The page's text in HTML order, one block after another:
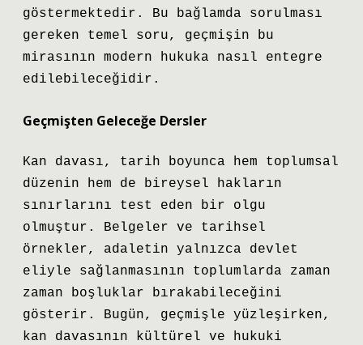
göstermektedir. Bu bağlamda sorulması
gereken temel soru, geçmişin bu
mirasının modern hukuka nasıl entegre
edilebileceğidir.
Geçmişten Geleceğe Dersler
Kan davası, tarih boyunca hem toplumsal
düzenin hem de bireysel hakların
sınırlarını test eden bir olgu
olmuştur. Belgeler ve tarihsel
örnekler, adaletin yalnızca devlet
eliyle sağlanmasının toplumlarda zaman
zaman boşluklar bırakabileceğini
gösterir. Bugün, geçmişle yüzleşirken,
kan davasının kültürel ve hukuki